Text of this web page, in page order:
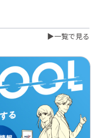
戦 ～株式会社中野和一
開始～
▶一覧で見る